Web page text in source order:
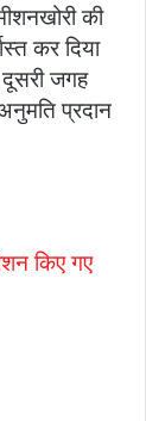
की
कर दिया
जगह
प्रदान
किए गए